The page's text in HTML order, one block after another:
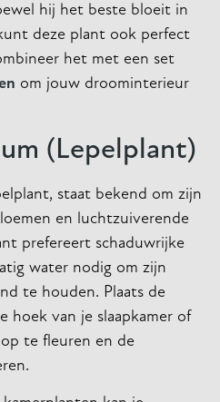
hij het beste bloeit in
deze plant ook perfect
het met een set
om jouw droominterieur
(Lepelplant)
staat bekend om zijn
en luchtzuiverende
prefereert schaduwrijke
water nodig om zijn
te houden. Plaats de
hoek van je slaapkamer of
te fleuren en de